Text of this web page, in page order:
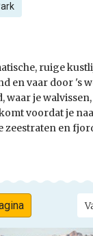
ruige
en vaar door 's
waar je
voordat je
zeestraten en